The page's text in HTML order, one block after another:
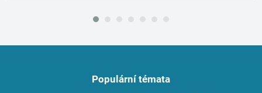
Populární témata